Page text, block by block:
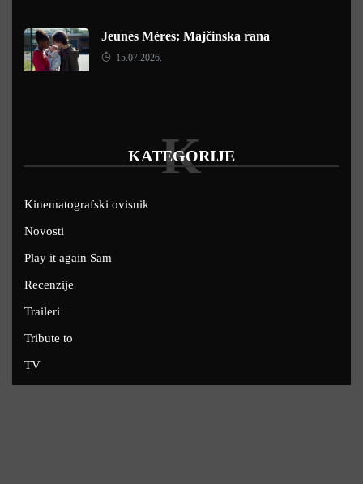
Jeunes Mères: Majčinska rana
15.07.2026.
KATEGORIJE
K
Kinematografski ovisnik
Novosti
Play it again Sam
Recenzije
Traileri
Tribute to
TV